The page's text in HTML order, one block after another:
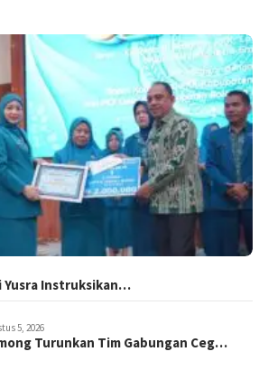
Yusra Instruksikan…
5, 2026
Turunkan Tim Gabungan Ceg…